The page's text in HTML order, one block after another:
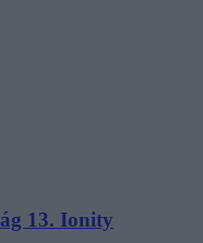
13. Ionity